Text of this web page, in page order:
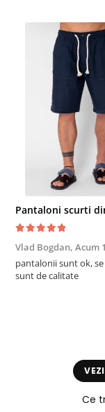
Vlad Bogdan, Acum
pantalonii sunt ok, se
sunt de calitate
Ce